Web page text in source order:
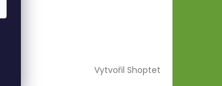
Vytvořil Shoptet